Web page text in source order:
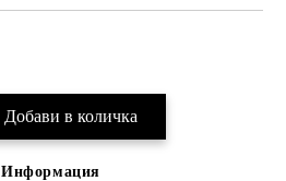
Информация